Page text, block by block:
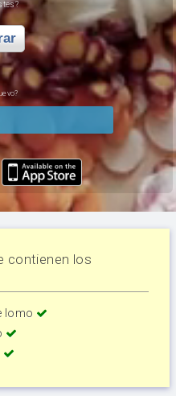
contienen los
lomo